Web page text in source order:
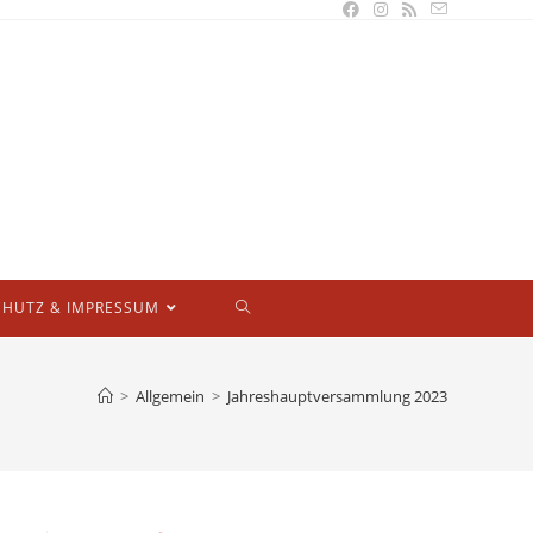
& IMPRESSUM
> Allgemein > Jahreshauptversammlung 2023